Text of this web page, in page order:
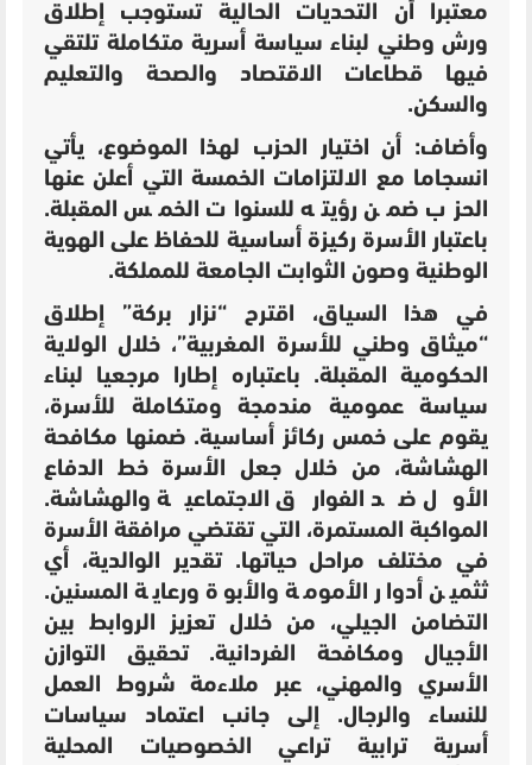
معتبرا أن التحديات الحالية تستوجب إطلاق
ورش وطني لبناء سياسة أسرية متكاملة تلتقي
فيها قطاعات الاقتصاد والصحة والتعليم
والسكن.
وأضاف: أن اختيار الحزب لهذا الموضوع، يأتي
انسجاما مع الالتزامات الخمسة التي أعلن عنها
الحزب ضمن رؤيته للسنوات الخمس المقبلة.
باعتبار الأسرة ركيزة أساسية للحفاظ على الهوية
الوطنية وصون الثوابت الجامعة للمملكة.
في هذا السياق، اقترح “نزار بركة” إطلاق
“ميثاق وطني للأسرة المغربية”، خلال الولاية
الحكومية المقبلة. باعتباره إطارا مرجعيا لبناء
سياسة عمومية مندمجة ومتكاملة للأسرة،
يقوم على خمس ركائز أساسية. ضمنها مكافحة
الهشاشة، من خلال جعل الأسرة خط الدفاع
الأول ضد الفوارق الاجتماعية والهشاشة.
المواكبة المستمرة، التي تقتضي مرافقة الأسرة
في مختلف مراحل حياتها.تقدير الوالدية، أي
ثثمين أدوار الأمومة والأبوة ورعاية المسنين.
التضامن الجيلي، من خلال تعزيز الروابط بين
الأجيال ومكافحة الفردانية. تحقيق التوازن
الأسري والمهني، عبر ملاءمة شروط العمل
للنساء والرجال. إلى جانب اعتماد سياسات
أسرية ترابية تراعي الخصوصيات المحلية